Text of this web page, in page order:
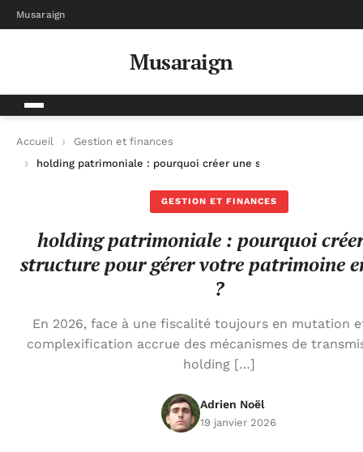
Musaraign
Musaraign
Accueil
Gestion et finances
holding patrimoniale : pourquoi créer une structure pour
GESTION ET FINANCES
holding patrimoniale : pourquoi
structure pour gérer votre patrimoine
?
En 2026, face à une fiscalité toujours en mutation
complexification accrue des mécanismes de
holding […]
Adrien Noël
19 janvier 2026